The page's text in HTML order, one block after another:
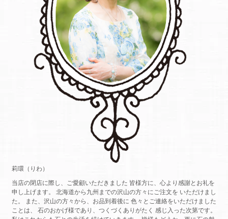
莉環（りわ）
当店の閉店に際し、ご愛顧いただきました 皆様方に、心より感謝とお礼を
申し上げます。 北海道から九州までの沢山の方々にご注文を いただけまし
た。 また、沢山の方々から、お品到着後に 色々とご連絡をいただけました
ことは、 石のおかげ様であり、つくづくありがたく 感じ入った次第です。